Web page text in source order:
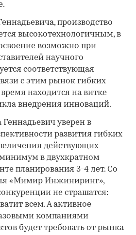
производство
высокотехнологичным, в
возможно при
научного
соответствующая
с этим рынок гибких
находится на витке
внедрения инноваций.
уверен в
развития гибких
действующих
минимум в двухкратном
планирования 3-4 лет. Со
«Мимир Инжиниринг»,
не страшатся:
всем. А активное
компаниями
будет требовать от рынка